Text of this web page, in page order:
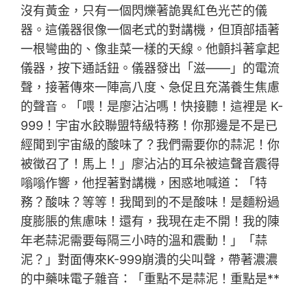
沒有黃金，只有一個閃爍著詭異紅色光芒的儀
器。這儀器很像一個老式的對講機，但頂部插著
一根彎曲的、像韭菜一樣的天線。他顫抖著拿起
儀器，按下通話鈕。儀器發出「滋——」的電流
聲，接著傳來一陣高八度、急促且充滿養生焦慮
的聲音。「喂！是廖沾沾嗎！快接聽！這裡是 K-
999！宇宙水餃聯盟特級特務！你那邊是不是已
經聞到宇宙級的酸味了？我們需要你的蒜泥！你
被徵召了！馬上！」廖沾沾的耳朵被這聲音震得
嗡嗡作響，他捏著對講機，困惑地喊道：「特
務？酸味？等等！我聞到的不是酸味！是麵粉過
度膨脹的焦慮味！還有，我現在走不開！我的陳
年老蒜泥需要每隔三小時的溫和震動！」「蒜
泥？」對面傳來K-999崩潰的尖叫聲，帶著濃濃
的中藥味電子雜音：「重點不是蒜泥！重點是**